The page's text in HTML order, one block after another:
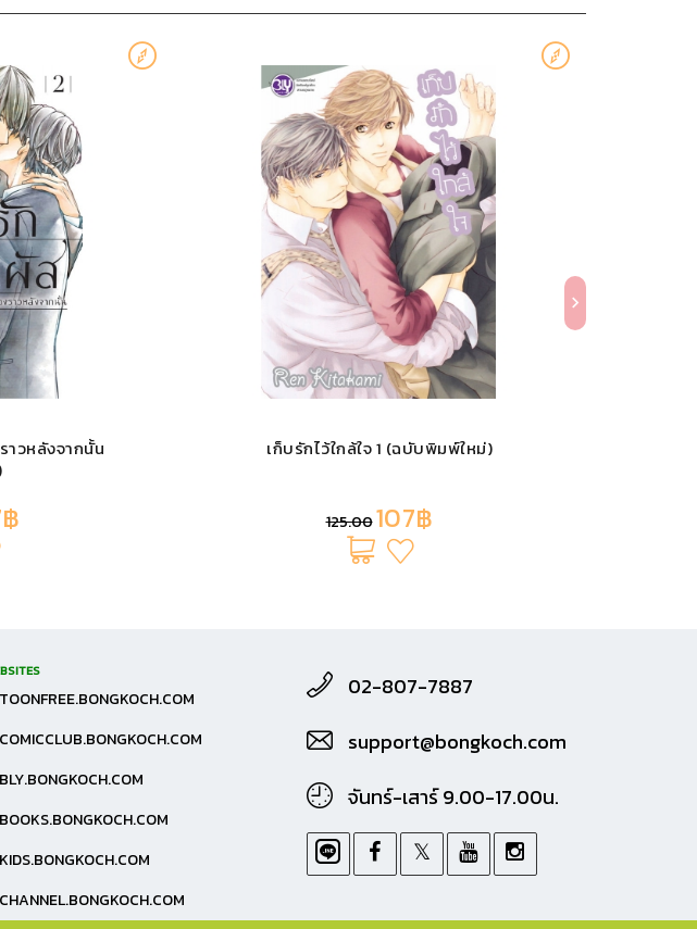
าวหลังจากนั้น
เก็บรักไว้ใกล้ใจ 1 (ฉบับพิมพ์ใหม่)
125.00107฿
TOONFREE.BONGKOCH.COM
COMICCLUB.BONGKOCH.COM
BLY.BONGKOCH.COM
BOOKS.BONGKOCH.COM
KIDS.BONGKOCH.COM
CHANNEL.BONGKOCH.COM
02-807-7887
support@bongkoch.com
จันทร์-เสาร์ 9.00-17.00น.